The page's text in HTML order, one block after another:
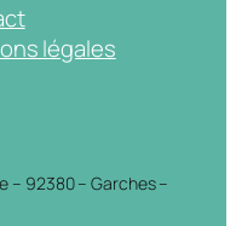
légales
– 92380 – Garches –